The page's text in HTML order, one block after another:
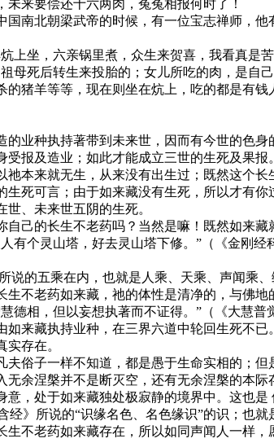
来要偿还十六两肉，冤冤相报何时了！
南北朝梁武帝的时候，有一位宝志禅师，
坐，六亲锅里煮，众生来贺喜，我看真是苦
母死后转生来投胎的；女儿所吃的肉，是
猪羊等等，现在则坐在炕上，吃的都是有
业种执持著带到未来世，因而有今世的色
报及造业；如此才能成立三世的生死及果报。
本来就无生，从来没有出生过；既然这个
死可言；由于如来藏没有生死，所以才有
、未来世五阴的生死。
己的长生不老药吗？当然是嘛！既然如来
有个灵山塔，好去灵山塔下修。”（《金刚
的五乘在内，也就是人乘、天乘、声闻乘、
不老药如来藏，祂的体性是清净的，与佛
德相，但以妄想执著而不证得。”（《大慧
来藏执持业种，在三界六道中轮回生死不
存在。
俗子一样不知道，都是愚于生命实相的；
余涅槃并不是断灭空，还有无余涅槃的本
，处于如来藏独处极寂静的境界中。这也
》所说的“识缘名色、名色缘识”的识；也
不老药如来藏存在，所以如同声闻人一样